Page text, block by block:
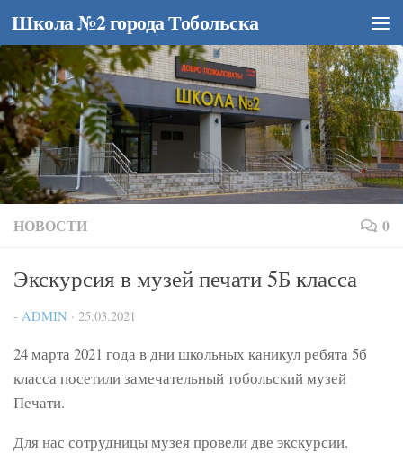
Перейти к содержимому
Школа №2 города Тобольска
НОВОСТИ 0
Экскурсия в музей печати 5Б класса
- ADMIN · 25.03.2021
24 марта 2021 года в дни школьных каникул ребята 5б
класса посетили замечательный тобольский музей
Печати.
Для нас сотрудницы музея провели две экскурсии.